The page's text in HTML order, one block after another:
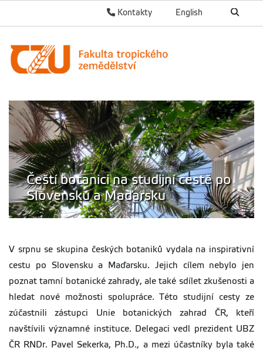
English
Kontakty
Čeští botanici na studijní cestě po
Slovensku a Maďarsku
V srpnu se skupina českých botaniků vydala na inspirativní
cestu po Slovensku a Maďarsku. Jejich cílem nebylo jen
poznat tamní botanické zahrady, ale také sdílet zkušenosti a
hledat nové možnosti spolupráce. Této studijní cesty ze
zúčastnili zástupci Unie botanických zahrad ČR, kteří
navštívili významné instituce. Delegaci vedl prezident UBZ
ČR RNDr. Pavel Sekerka, Ph.D., a mezi účastníky byla také